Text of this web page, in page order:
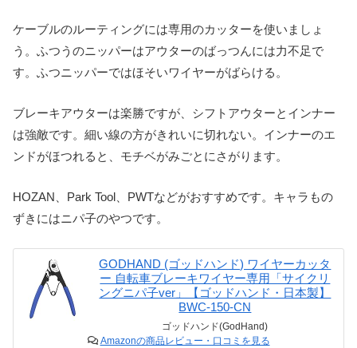
ケーブルのルーティングには専用のカッターを使いましょ
う。ふつうのニッパーはアウターのばっつんには力不足で
す。ふつニッパーではほそいワイヤーがばらける。
ブレーキアウターは楽勝ですが、シフトアウターとインナー
は強敵です。細い線の方がきれいに切れない。インナーのエ
ンドがほつれると、モチベがみごとにさがります。
HOZAN、Park Tool、PWTなどがおすすめです。キャラもの
ずきにはニパ子のやつです。
GODHAND (ゴッドハンド) ワイヤーカッタ
ー 自転車ブレーキワイヤー専用「サイクリ
ングニパ子ver」【ゴッドハンド・日本製】
BWC-150-CN
ゴッドハンド(GodHand)
Amazonの商品レビュー・口コミを見る